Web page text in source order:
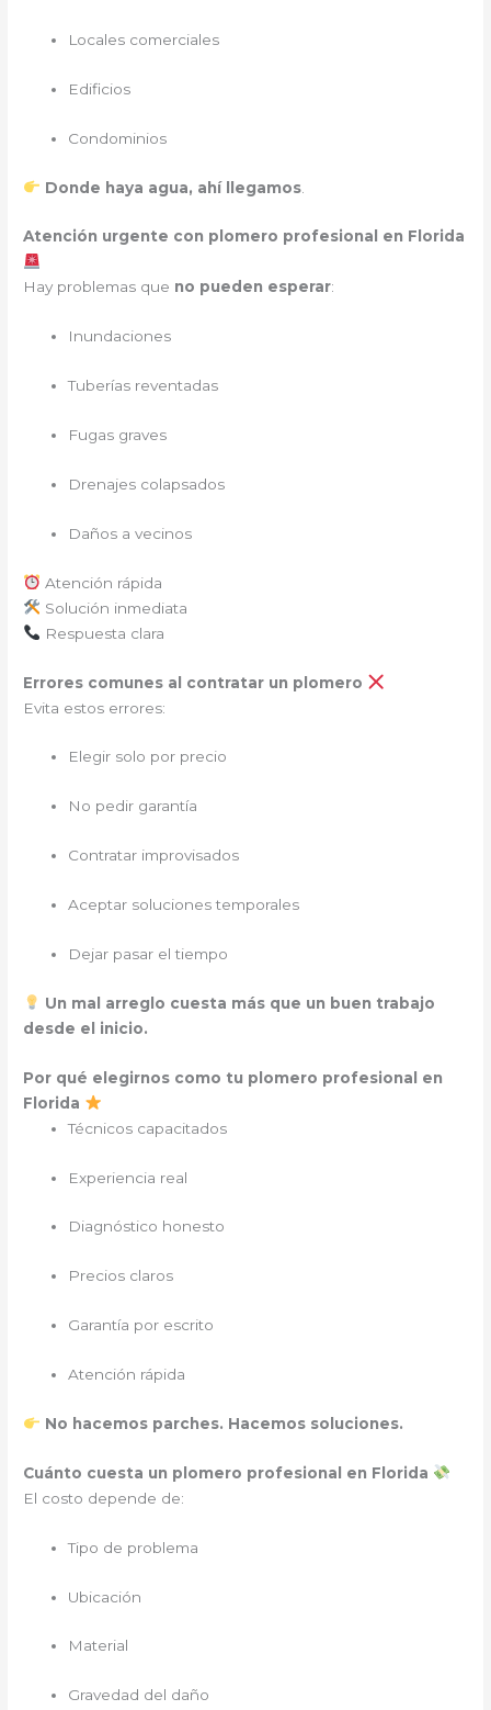
Locales comerciales
Edificios
Condominios
Donde haya agua, ahí llegamos.
Atención urgente con plomero profesional en Florida
Hay problemas que no pueden esperar:
Inundaciones
Tuberías reventadas
Fugas graves
Drenajes colapsados
Daños a vecinos
Atención rápida
Solución inmediata
Respuesta clara
Errores comunes al contratar un plomero
Evita estos errores:
Elegir solo por precio
No pedir garantía
Contratar improvisados
Aceptar soluciones temporales
Dejar pasar el tiempo
Un mal arreglo cuesta más que un buen trabajo
desde el inicio.
Por qué elegirnos como tu plomero profesional en
Florida
Técnicos capacitados
Experiencia real
Diagnóstico honesto
Precios claros
Garantía por escrito
Atención rápida
No hacemos parches. Hacemos soluciones.
Cuánto cuesta un plomero profesional en Florida
El costo depende de:
Tipo de problema
Ubicación
Material
Gravedad del daño